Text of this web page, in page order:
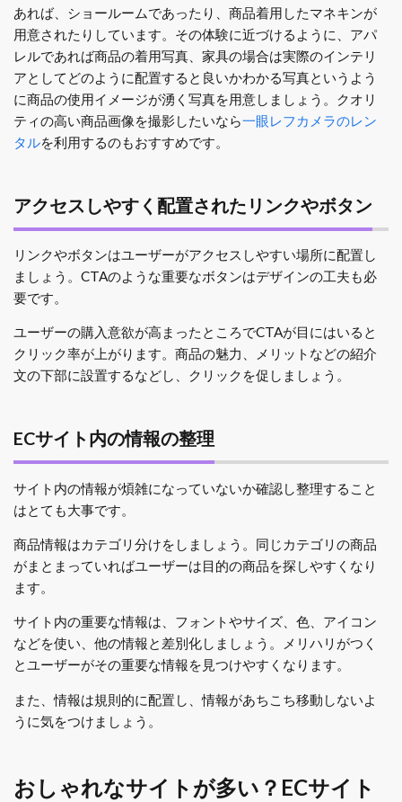
あれば、ショールームであったり、商品着用したマネキンが
用意されたりしています。その体験に近づけるように、アパ
レルであれば商品の着用写真、家具の場合は実際のインテリ
アとしてどのように配置すると良いかわかる写真というよう
に商品の使用イメージが湧く写真を用意しましょう。
クオリ
ティの高い商品画像を撮影したいなら一眼レフカメラのレン
タルを利用するのもおすすめです。
アクセスしやすく配置されたリンクやボタン
リンクやボタンはユーザーがアクセスしやすい場所に配置し
ましょう。CTAのような重要なボタンはデザインの工夫も必
要です。
ユーザーの購入意欲が高まったところでCTAが目にはいると
クリック率が上がります。商品の魅力、メリットなどの紹介
文の下部に設置するなどし、クリックを促しましょう。
ECサイト内の情報の整理
サイト内の情報が煩雑になっていないか確認し整理すること
はとても大事です。
商品情報はカテゴリ分けをしましょう。同じカテゴリの商品
がまとまっていればユーザーは目的の商品を探しやすくなり
ます。
サイト内の重要な情報は、フォントやサイズ、色、アイコン
などを使い、他の情報と差別化しましょう。メリハリがつく
とユーザーがその重要な情報を見つけやすくなります。
また、情報は規則的に配置し、情報があちこち移動しないよ
うに気をつけましょう。
おしゃれなサイトが多い？ECサイト